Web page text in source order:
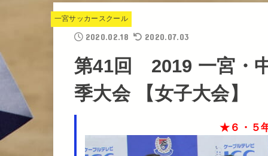
一宮サッカースクール
2020.02.18 2020.07.03
第41回 2019 一宮・
季大会 【女子大会】
★６・５